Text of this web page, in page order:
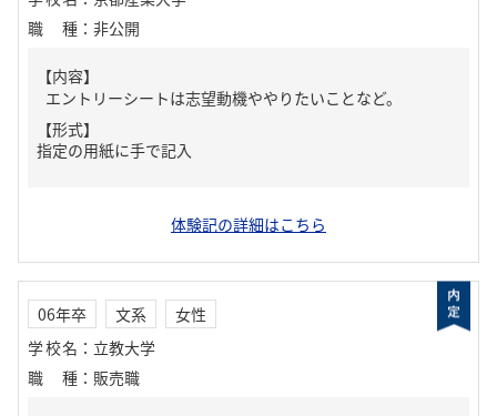
職種 ： 非公開
【内容】
エントリーシートは志望動機ややりたいことなど。
【形式】
指定の用紙に手で記入
体験記の詳細はこちら
06年卒 文系
女性
学校名 ： 立教大学
職種 ： 販売職